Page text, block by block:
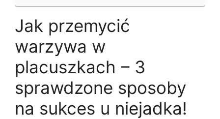
Jak przemycić
warzywa w
placuszkach – 3
sprawdzone sposoby
na sukces u niejadka!